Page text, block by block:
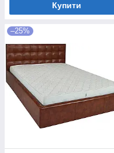
Купити
–25%